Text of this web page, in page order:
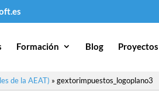
Formación Blog Proyectos
de la AEAT) » gextorimpuestos_logoplano3